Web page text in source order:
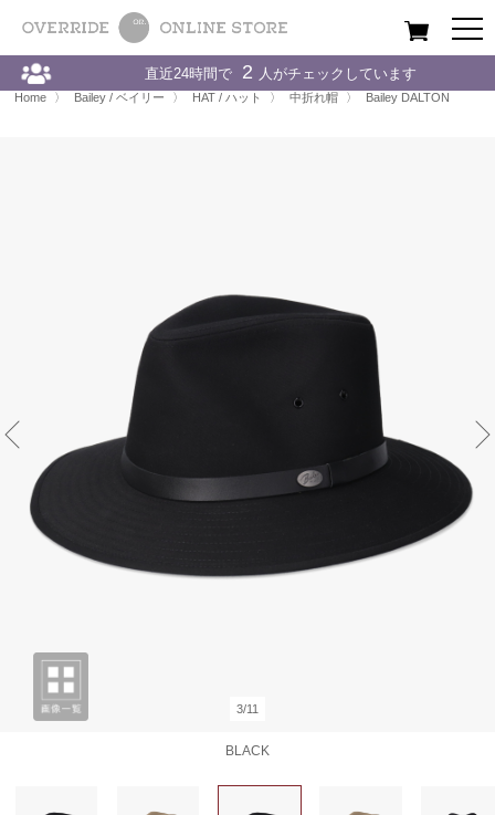
All Women Men
Home Bailey / ベイリー 〉 HAT / ハット 〉 Bailey DALTON
Home
〉 Bailey / ベイリー 〉 HAT / ハット 〉 中折れ帽 〉 Bailey DALTON
3/11
BLACK
直近24時間で 2 人がチェックしています